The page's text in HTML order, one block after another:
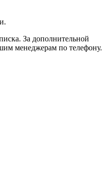
За дополнительной
менеджерам по телефону.